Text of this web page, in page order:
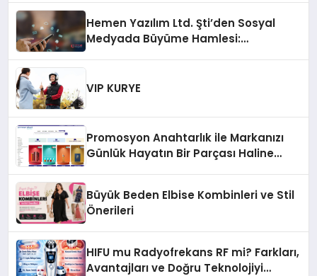
Hemen Yazılım Ltd. Şti’den Sosyal
Medyada Büyüme Hamlesi:
VIP KURYE
Promosyon Anahtarlık ile Markanızı
Günlük Hayatın Bir Parçası Haline
Büyük Beden Elbise Kombinleri ve Stil
Önerileri
HIFU mu Radyofrekans RF mi? Farkları,
Avantajları ve Doğru Teknolojiyi